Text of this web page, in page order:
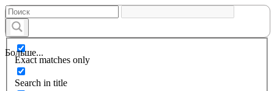
Больше...
Exact matches only
Search in title